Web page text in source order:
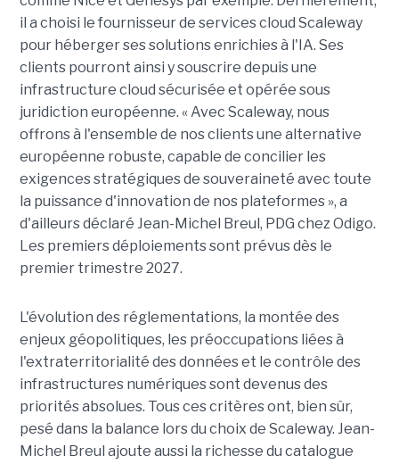
il a choisi le fournisseur de services cloud Scaleway
pour héberger ses solutions enrichies à l'IA. Ses
clients pourront ainsi y souscrire depuis une
infrastructure cloud sécurisée et opérée sous
juridiction européenne. « Avec Scaleway, nous
offrons à l'ensemble de nos clients une alternative
européenne robuste, capable de concilier les
exigences stratégiques de souveraineté avec toute
la puissance d'innovation de nos plateformes », a
d'ailleurs déclaré Jean-Michel Breul, PDG chez Odigo.
Les premiers déploiements sont prévus dès le
premier trimestre 2027.
L'évolution des réglementations, la montée des
enjeux géopolitiques, les préoccupations liées à
l'extraterritorialité des données et le contrôle des
infrastructures numériques sont devenus des
priorités absolues. Tous ces critères ont, bien sûr,
pesé dans la balance lors du choix de Scaleway. Jean-
Michel Breul ajoute aussi la richesse du catalogue